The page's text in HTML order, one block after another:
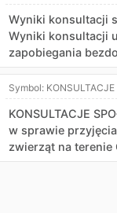
Wyniki konsultacji
Wyniki konsultacji
zapobiegania
Symbol:
KONSULTACJE
w sprawie
zwierząt na terenie